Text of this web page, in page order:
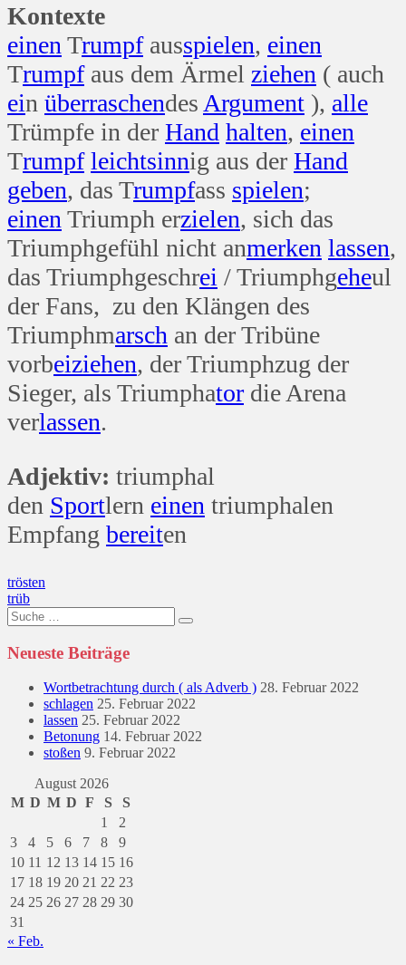
Kontexte
einen Trumpfausspielen, einen
Trumpfaus dem Ärmel ziehen ( auch
ein überraschendes Argument ), alle
Trümpfe in der Hand halten, einen
Trumpf leichtsinnig aus der Hand
geben, das Trumpfass spielen;
einen Triumph erzielen, sich das
Triumphgefühl nicht anmerken lassen,
das Triumphgeschrei / Triumphgeheul
der Fans, zu den Klängen des
Triumphmarsch an der Tribüne
vorbeiziehen, der Triumphzug der
Sieger, als Triumphator die Arena
verlassen.
Adjektiv: triumphal
den Sportlern einen triumphalen
Empfang bereiten
Beitragsnavigation
trösten
trüb
Suche
nach:
Neueste Beiträge
Wortbetrachtung durch ( als Adverb ) 28. Februar 2022
schlagen 25. Februar 2022
lassen 25. Februar 2022
Betonung 14. Februar 2022
stoßen 9. Februar 2022
August 2026
M D M D F S
S
1
2
3
4 5 6 7 8
9
10 11 12 13 14 15 16
17 18 19 20 21 22 23
24 25 26 27 28 29 30
31
« Feb.